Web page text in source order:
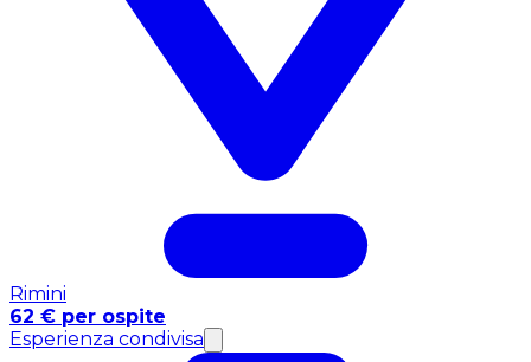
Rimini
62 € per ospite
Esperienza condivisa